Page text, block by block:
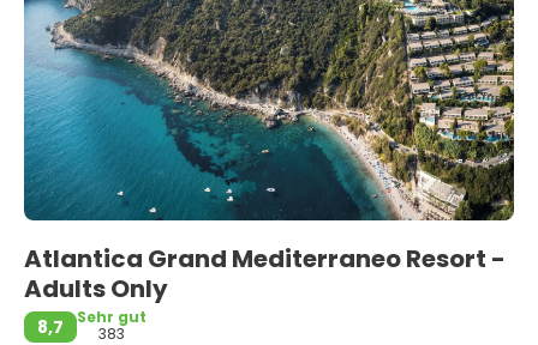
Atlantica Grand Mediterraneo Resort -
Adults Only
8,7
Sehr gut
383